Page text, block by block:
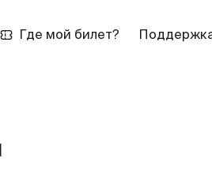
Где мой билет?